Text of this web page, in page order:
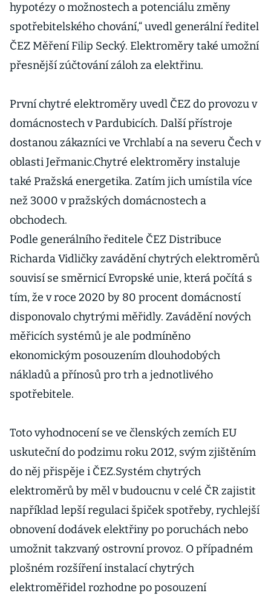
hypotézy o možnostech a potenciálu změny
spotřebitelského chování,“ uvedl generální ředitel
ČEZ Měření Filip Secký. Elektroměry také umožní
přesnější zúčtování záloh za elektřinu.
První chytré elektroměry uvedl ČEZ do provozu v
domácnostech v Pardubicích. Další přístroje
dostanou zákazníci ve Vrchlabí a na severu Čech v
oblasti Jeřmanic.Chytré elektroměry instaluje
také Pražská energetika. Zatím jich umístila více
než 3000 v pražských domácnostech a
obchodech.
Podle generálního ředitele ČEZ Distribuce
Richarda Vidličky zavádění chytrých elektroměrů
souvisí se směrnicí Evropské unie, která počítá s
tím, že v roce 2020 by 80 procent domácností
disponovalo chytrými měřidly. Zavádění nových
měřicích systémů je ale podmíněno
ekonomickým posouzením dlouhodobých
nákladů a přínosů pro trh a jednotlivého
spotřebitele.
Toto vyhodnocení se ve členských zemích EU
uskuteční do podzimu roku 2012, svým zjištěním
do něj přispěje i ČEZ.Systém chytrých
elektroměrů by měl v budoucnu v celé ČR zajistit
například lepší regulaci špiček spotřeby, rychlejší
obnovení dodávek elektřiny po poruchách nebo
umožnit takzvaný ostrovní provoz. O případném
plošném rozšíření instalací chytrých
elektroměřidel rozhodne po posouzení